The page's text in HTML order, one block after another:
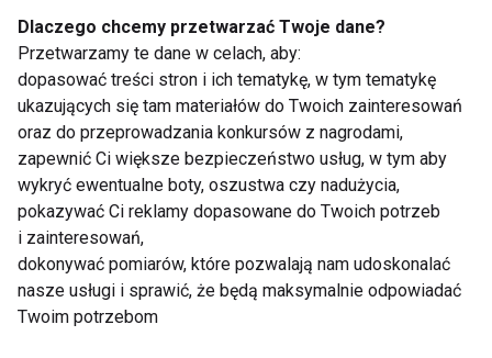
konsumenci coraz bardziej cenią zdrowy rozsądek.
Zamiast eliminować kolejne składniki, wolą budować
jadłospis oparty na różnorodności i jakości
produktów. To podejście, które łatwiej utrzymać na
co dzień i które pozwala czerpać przyjemność z
jedzenia.
Właśnie dlatego coraz większą popularnością cieszą
się proste przepisy, które łączą białko, węglowodany
i warzywa w jednym daniu. To najlepszy dowód na
to, że zdrowe odżywianie nie musi oznaczać
wyrzeczeń.
Dlaczego chcemy przetwarzać Twoje dane?
Przetwarzamy te dane w celach, aby:
dopasować treści stron i ich tematykę, w tym tematykę
ukazujących się tam materiałów do Twoich zainteresowań
oraz do przeprowadzania konkursów z nagrodami,
zapewnić Ci większe bezpieczeństwo usług, w tym aby
wykryć ewentualne boty, oszustwa czy nadużycia,
pokazywać Ci reklamy dopasowane do Twoich potrzeb
i zainteresowań,
dokonywać pomiarów, które pozwalają nam udoskonalać
nasze usługi i sprawić, że będą maksymalnie odpowiadać
Twoim potrzebom